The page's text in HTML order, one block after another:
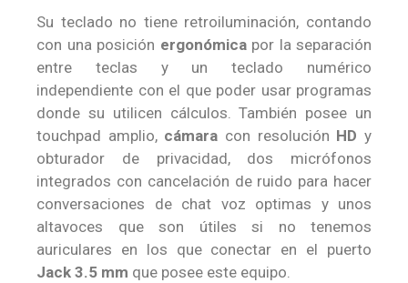
Su teclado no tiene retroiluminación, contando
con una posición ergonómicapor la separación
entre teclas y un teclado numérico
independiente con el que poder usar programas
donde su utilicen cálculos. También posee un
touchpad amplio, cámara con resolución HD y
obturador de privacidad, dos micrófonos
integrados con cancelación de ruido para hacer
conversaciones de chat voz optimas y unos
altavoces que son útiles si no tenemos
auriculares en los que conectar en el puerto
Jack 3.5 mm que posee este equipo.